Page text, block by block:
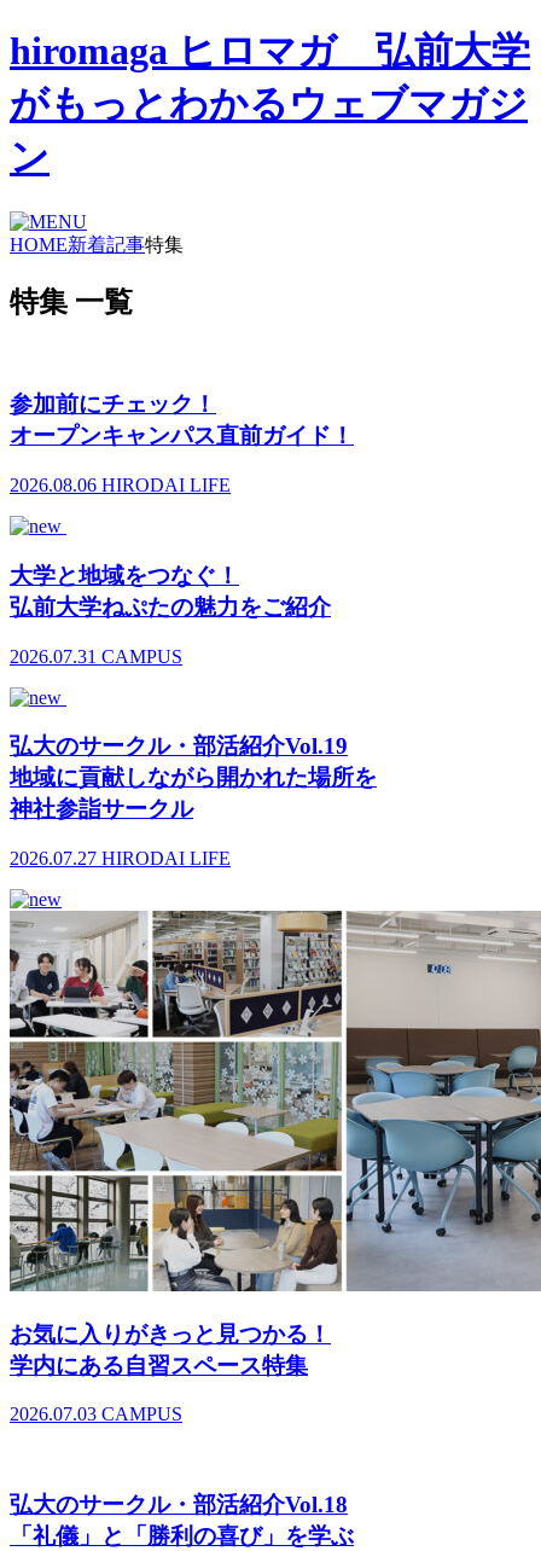
hiromaga ヒロマガ 弘前大学
がもっとわかるウェブマガジ
ン
HOME新着記事特集
特集 一覧
参加前にチェック！
オープンキャンパス直前ガイド！
2026.08.06 HIRODAI LIFE
大学と地域をつなぐ！
弘前大学ねぷたの魅力をご紹介
2026.07.31 CAMPUS
弘大のサークル・部活紹介Vol.19
地域に貢献しながら開かれた場所を
神社参詣サークル
2026.07.27 HIRODAI LIFE
お気に入りがきっと見つかる！
学内にある自習スペース特集
2026.07.03 CAMPUS
弘大のサークル・部活紹介Vol.18
「礼儀」と「勝利の喜び」を学ぶ